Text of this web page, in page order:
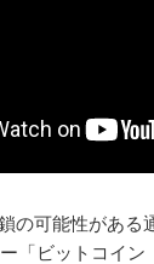
の可能性がある
「ビットコイン